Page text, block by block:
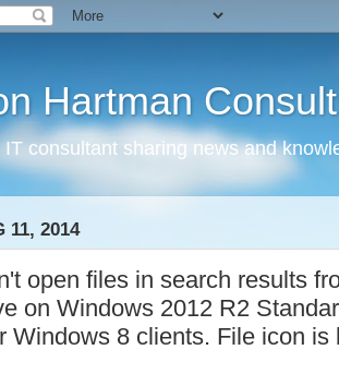
Hartman
IT consultant sharing news and
11, 2014
open files in search results
on Windows 2012 R2
Windows 8 clients. File icon is